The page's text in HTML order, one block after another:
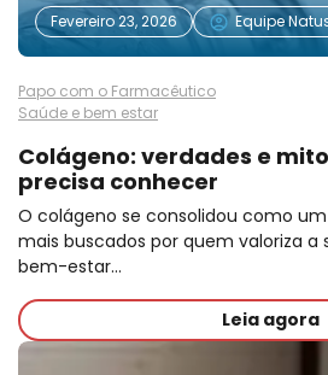
Fevereiro 23, 2026 Equipe
Papo com o Farmacêutico
Saúde e bem estar
Colágeno: verdades e
precisa conhecer
O colágeno se consolidou como
mais buscados por quem valoriza a
bem-estar…
Leia agora